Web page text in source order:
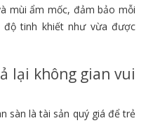
mùi ẩm mốc, đảm bảo mỗi
tinh khiết như vừa được
lại không gian vui
sàn là tài sản quý giá để trẻ